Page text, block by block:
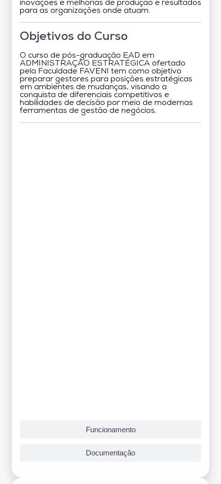
inovações e melhorias de produção e resultados
para as organizações onde atuam.
Objetivos do Curso
O curso de pós-graduação EAD em
ADMINISTRAÇÃO ESTRATÉGICA ofertado
pela Faculdade FAVENI tem como objetivo
preparar gestores para posições estratégicas
em ambientes de mudanças, visando a
conquista de diferenciais competitivos e
habilidades de decisão por meio de modernas
ferramentas de gestão de negócios.
Funcionamento
Documentação